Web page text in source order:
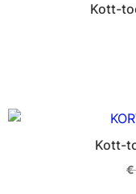
Kott-
Kott-
€